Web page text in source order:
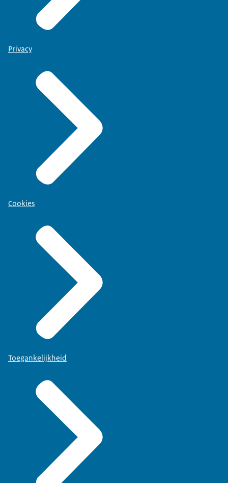
Privacy
Cookies
Toegankelijkheid